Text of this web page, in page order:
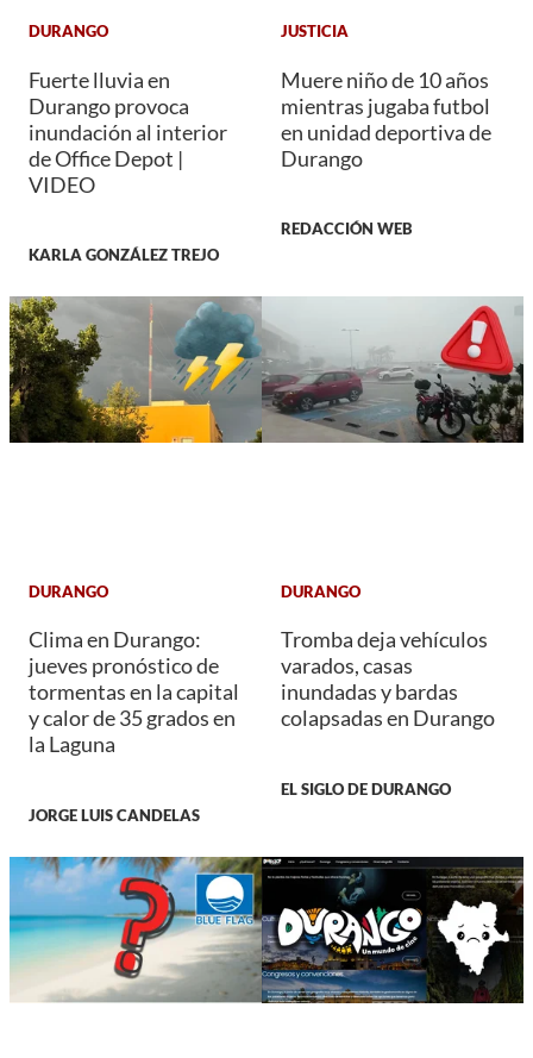
DURANGO
Fuerte lluvia en
Durango provoca
inundación al interior
de Office Depot |
VIDEO
KARLA GONZÁLEZ TREJO
JUSTICIA
Muere niño de 10 años
mientras jugaba futbol
en unidad deportiva de
Durango
REDACCIÓN WEB
DURANGO
Clima en Durango:
jueves pronóstico de
tormentas en la capital
y calor de 35 grados en
la Laguna
JORGE LUIS CANDELAS
DURANGO
Tromba deja vehículos
varados, casas
inundadas y bardas
colapsadas en Durango
EL SIGLO DE DURANGO